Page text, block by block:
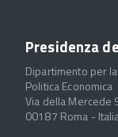
Presidenza
Dipartimento per
Politica Economica
Via della Mercede
00187 Roma -